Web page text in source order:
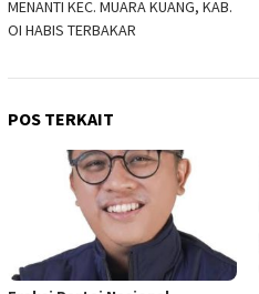
MENANTI KEC. MUARA KUANG, KAB.
OI HABIS TERBAKAR
POS TERKAIT